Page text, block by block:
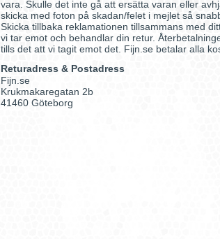
vara. Skulle det inte gå att ersätta varan eller
skicka med foton på skadan/felet i mejlet så
Skicka tillbaka reklamationen tillsammans med
vi tar emot och behandlar din retur.
tills det att vi tagit emot det. Fijn.se betalar alla
Returadress & Postadress
Fijn.se
Krukmakaregatan 2b
41460 Göteborg